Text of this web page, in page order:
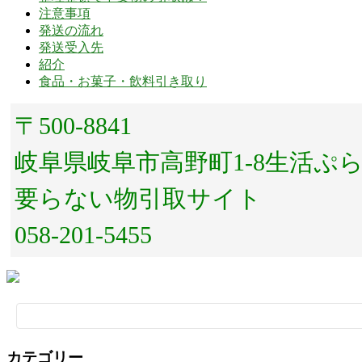
注意事項
発送の流れ
発送受入先
紹介
食品・お菓子・飲料引き取り
〒500-8841
岐阜県岐阜市高野町1-8生活ぷ
要らない物引取サイト
058-201-5455
索:
カテゴリー